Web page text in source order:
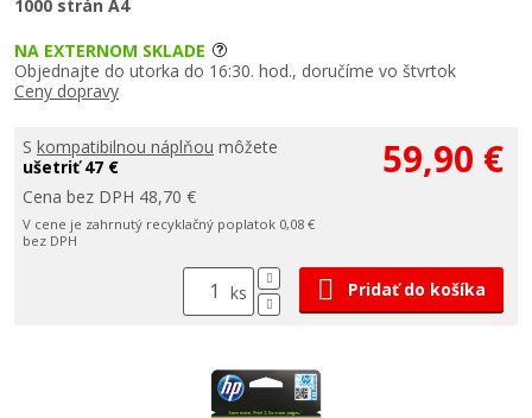
1000 strán A4
NA EXTERNOM SKLADE
Objednajte do utorka do 16:30. hod., doručíme vo štvrtok
Ceny dopravy
S kompatibilnou náplňou môžete
ušetriť 47 €
Cena bez DPH 48,70 €
V cene je zahrnutý recyklačný poplatok 0,08 €
bez DPH
59,90 €
ks Pridať do košíka